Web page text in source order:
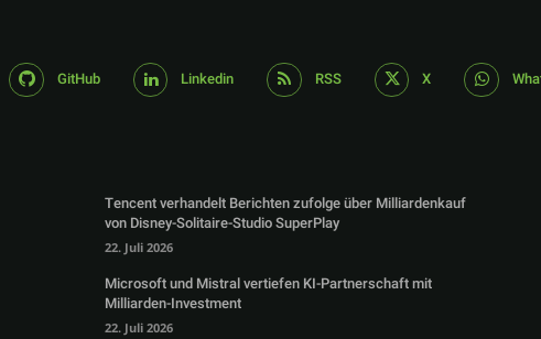
GitHub Linkedin RSS X
Tencent verhandelt Berichten zufolge über Milliardenkauf
von Disney-Solitaire-Studio SuperPlay
22. Juli 2026
Microsoft und Mistral vertiefen KI-Partnerschaft mit
Milliarden-Investment
22. Juli 2026